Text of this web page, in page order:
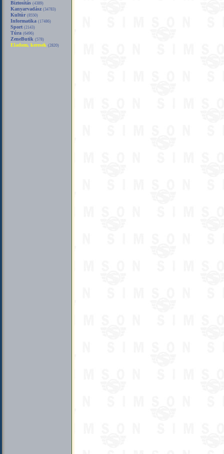
Biztosítás (4389)
Kanyarvadász (34783)
Kultúr (8550)
Informatika (17486)
Sport (2143)
Túra (6496)
ZeneButik (578)
Eladom, keresek (2820)